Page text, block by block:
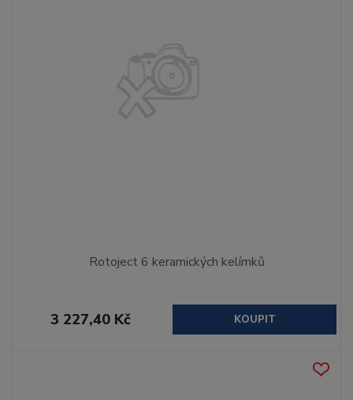
Rotoject 6 keramických kelímků
3 227,40 Kč KOUPIT